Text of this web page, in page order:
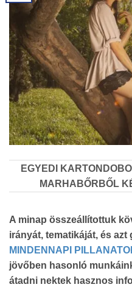
EGYEDI
MARHABŐRBŐL
A minap összeállítottuk
irányát, tematikáját, és
MINDENNAPI
jövőben hasonló
átadni nektek hasznos